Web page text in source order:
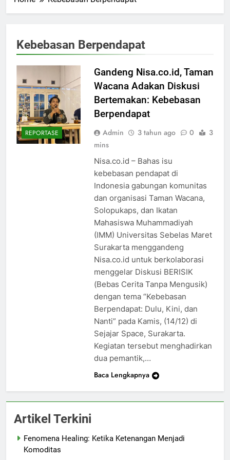
Kebebasan Berpendapat
REPORTASE
Gandeng Nisa.co.id, Taman
Wacana Adakan Diskusi
Bertemakan: Kebebasan
Berpendapat
Admin 3 tahun ago 0
3
mins
Nisa.co.id – Bahas isu
kebebasan pendapat di
Indonesia gabungan komunitas
dan organisasi Taman Wacana,
Solopukaps, dan Ikatan
Mahasiswa Muhammadiyah
(IMM) Universitas Sebelas Maret
Surakarta menggandeng
Nisa.co.id untuk berkolaborasi
menggelar Diskusi BERISIK
(Bebas Cerita Tanpa Mengusik)
dengan tema “Kebebasan
Berpendapat: Dulu, Kini, dan
Nanti” pada Kamis, (14/12) di
Sejajar Space, Surakarta.
Kegiatan tersebut menghadirkan
dua pemantik,…
Baca Lengkapnya
Artikel Terkini
Fenomena Healing: Ketika Ketenangan Menjadi
Komoditas